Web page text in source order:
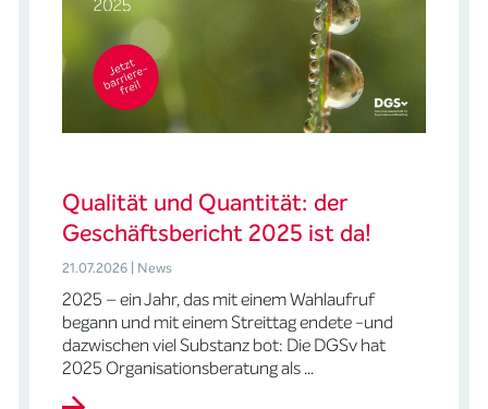
Qualität und Quantität: der
Geschäftsbericht 2025 ist da!
21.07.2026 | News
2025 – ein Jahr, das mit einem Wahlaufruf
begann und mit einem Streittag endete -und
dazwischen viel Substanz bot: Die DGSv hat
2025 Organisationsberatung als ...